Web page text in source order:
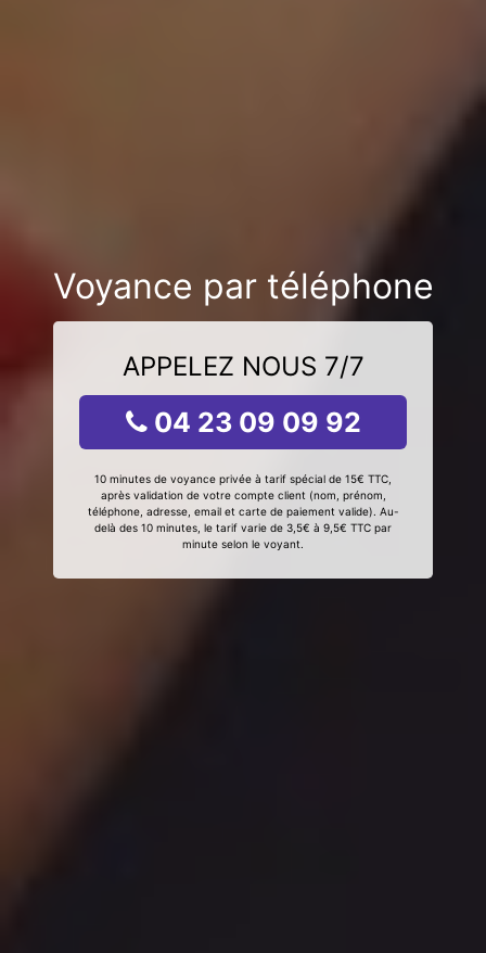
Voyance par téléphone
APPELEZ NOUS 7/7
04 23 09 09 92
10 minutes de voyance privée à tarif spécial de 15€ TTC,
après validation de votre compte client (nom, prénom,
téléphone, adresse, email et carte de paiement valide). Au-
delà des 10 minutes, le tarif varie de 3,5€ à 9,5€ TTC par
minute selon le voyant.